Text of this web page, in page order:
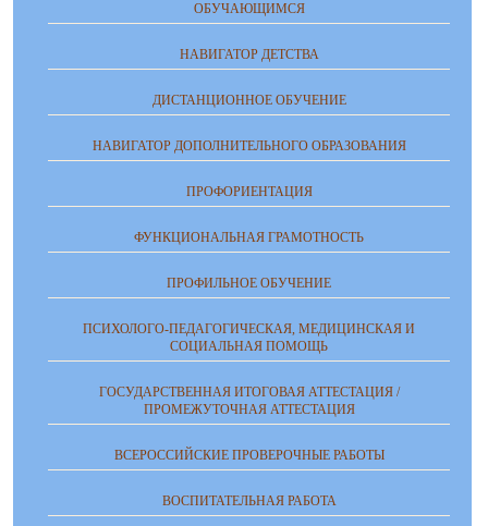
ОБУЧАЮЩИМСЯ
НАВИГАТОР ДЕТСТВА
ДИСТАНЦИОННОЕ ОБУЧЕНИЕ
НАВИГАТОР ДОПОЛНИТЕЛЬНОГО ОБРАЗОВАНИЯ
ПРОФОРИЕНТАЦИЯ
ФУНКЦИОНАЛЬНАЯ ГРАМОТНОСТЬ
ПРОФИЛЬНОЕ ОБУЧЕНИЕ
ПСИХОЛОГО-ПЕДАГОГИЧЕСКАЯ, МЕДИЦИНСКАЯ И
СОЦИАЛЬНАЯ ПОМОЩЬ
ГОСУДАРСТВЕННАЯ ИТОГОВАЯ АТТЕСТАЦИЯ /
ПРОМЕЖУТОЧНАЯ АТТЕСТАЦИЯ
ВСЕРОССИЙСКИЕ ПРОВЕРОЧНЫЕ РАБОТЫ
ВОСПИТАТЕЛЬНАЯ РАБОТА